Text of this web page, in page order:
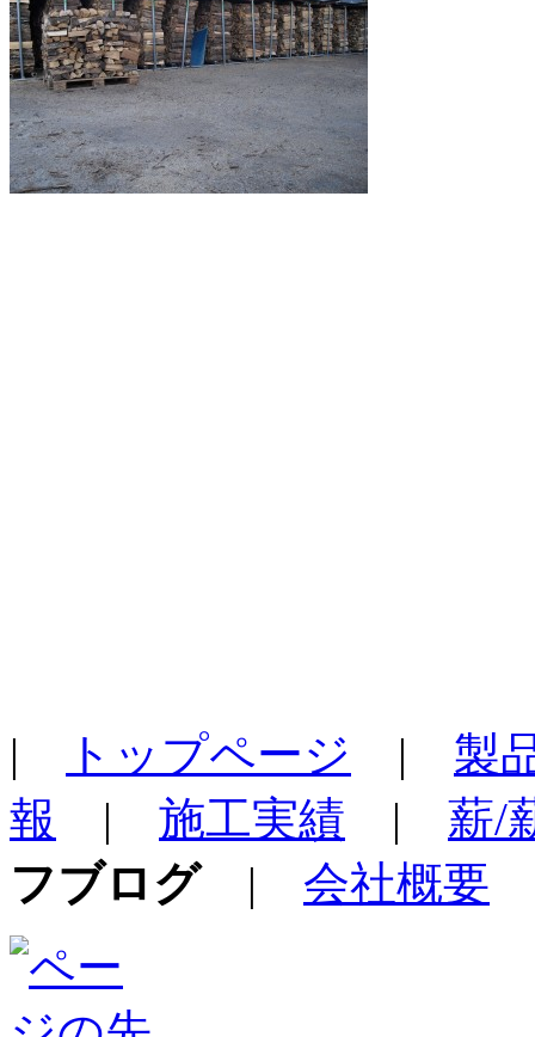
| トップページ | 製
報 | 施工実績 | 薪/
フブログ| 会社概要